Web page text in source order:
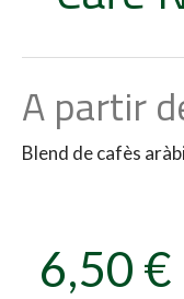
A partir
Blend de cafès
6,50 €